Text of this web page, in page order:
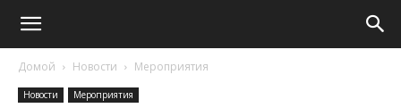
Домой Новости Мероприятия
Новости Мероприятия